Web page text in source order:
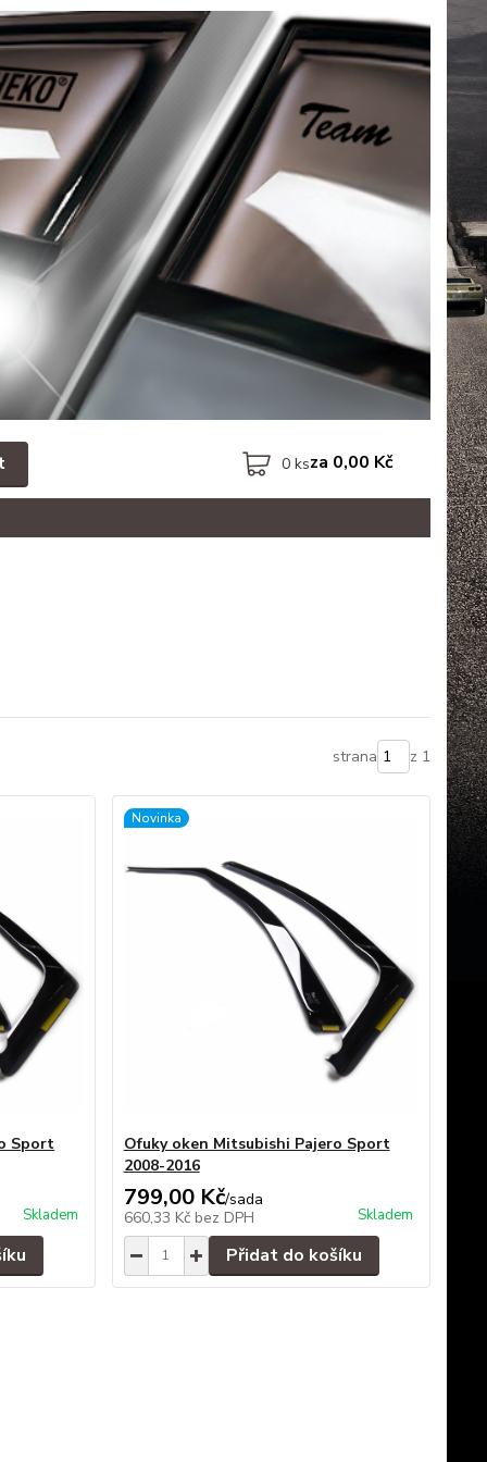
0ksza 0,00 Kč
strana z 1
Sport
Skladem
Novinka
Ofuky oken Mitsubishi Pajero Sport
2008-2016
799,00 Kč/sada
660,33 Kč bez DPH Skladem
Přidat do košíku